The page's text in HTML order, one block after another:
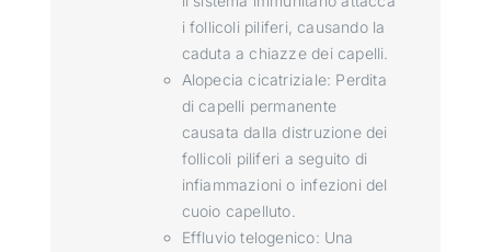
i follicoli piliferi, causando la
caduta a chiazze dei capelli.
Alopecia cicatriziale: Perdita
di capelli permanente
causata dalla distruzione dei
follicoli piliferi a seguito di
infiammazioni o infezioni del
cuoio capelluto.
Effluvio telogenico: Una